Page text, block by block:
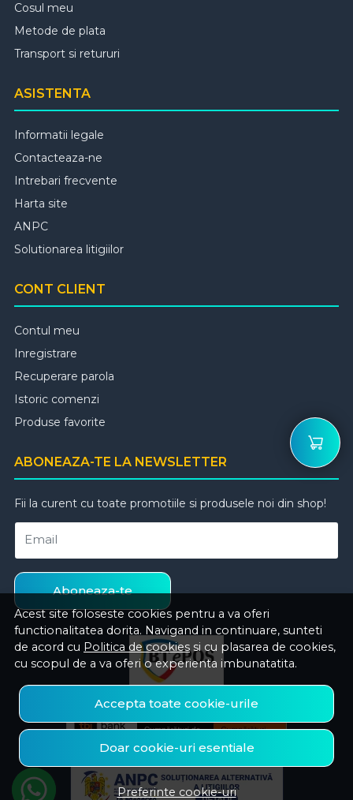
Acest site foloseste cookies pentru a va oferi
functionalitatea dorita. Navigand in continuare, sunteti
de acord cu Politica de cookies si cu plasarea de cookies,
cu scopul de a va oferi o experienta imbunatatita.
Accepta toate cookie-urile
Doar cookie-uri esentiale
Preferinte cookie-uri
Cosul meu
Metode de plata
Transport si retururi
ASISTENTA
Informatii legale
Contacteaza-ne
Intrebari frecvente
Harta site
ANPC
Solutionarea litigiilor
CONT CLIENT
Contul meu
Inregistrare
Recuperare parola
Istoric comenzi
Produse favorite
ABONEAZA-TE LA NEWSLETTER
Fii la curent cu toate promotiile si produsele noi din shop!
Email
Aboneaza-te